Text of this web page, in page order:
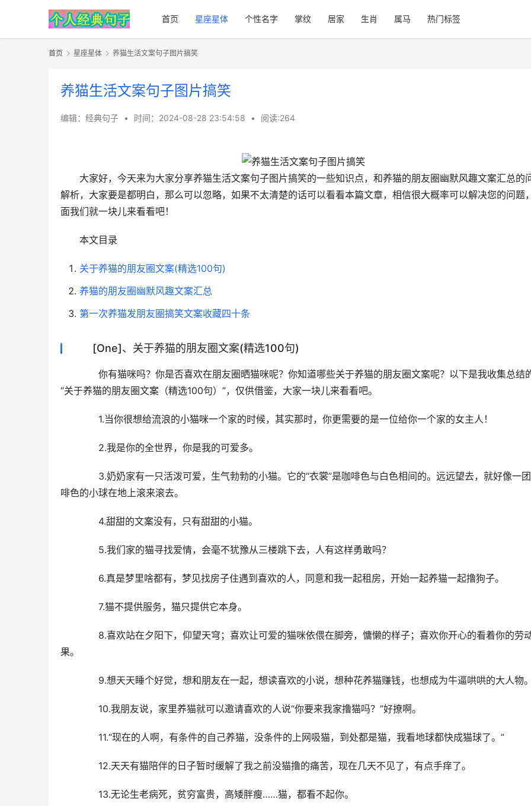
首页 星座星体 个性名字 掌纹 居家 生肖 属马 热门标签
首页 星座星体 养猫生活文案句子图片搞笑
养猫生活文案句子图片搞笑
编辑：经典句子 • 时间：2024-08-28 23:54:58 • 阅读:264
大家好，今天来为大家分享养猫生活文案句子图片搞笑的一些知识点，和养猫的朋友圈幽默风趣文案汇总的
解析，大家要是都明白，那么可以忽略，如果不太清楚的话可以看看本篇文章，相信很大概率可以解决您的问题
面我们就一块儿来看看吧！
本文目录
关于养猫的朋友圈文案(精选100句)
养猫的朋友圈幽默风趣文案汇总
第一次养猫发朋友圈搞笑文案收藏四十条
[One]、关于养猫的朋友圈文案(精选100句)
你有猫咪吗？你是否喜欢在朋友圈晒猫咪呢？你知道哪些关于养猫的朋友圈文案呢？以下是我收集总结
“关于养猫的朋友圈文案（精选100句）”，仅供借鉴，大家一块儿来看看吧。
1.当你很想给流浪的小猫咪一个家的时候，其实那时，你更需要的是一位给你一个家的女主人！
2.我是你的全世界，你是我的可爱多。
3.奶奶家有一只活泼可爱，生气勃勃的小猫。它的“衣裳”是咖啡色与白色相间的。远远望去，就好像一
啡色的小球在地上滚来滚去。
4.甜甜的文案没有，只有甜甜的小猫。
5.我们家的猫寻找爱情，会毫不犹豫从三楼跳下去，人有这样勇敢吗？
6.真是梦里啥都有，梦见找房子住遇到喜欢的人，同意和我一起租房，开始一起养猫一起撸狗子。
7.猫不提供服务，猫只提供它本身。
8.喜欢站在夕阳下，仰望天穹；喜欢让可爱的猫咪依偎在脚旁，慵懒的样子；喜欢你开心的看着你的劳
果。
9.想天天睡个好觉，想和朋友在一起，想读喜欢的小说，想种花养猫赚钱，也想成为牛逼哄哄的大人物
10.我朋友说，家里养猫就可以邀请喜欢的人说“你要来我家撸猫吗？”好撩啊。
11.“现在的人啊，有条件的自己养猫，没条件的上网吸猫，到处都是猫，我看地球都快成猫球了。”
12.天天有猫陪伴的日子暂时缓解了我之前没猫撸的痛苦，现在几天不见了，有点手痒了。
13.无论生老病死，贫穷富贵，高矮胖瘦……猫，都看不起你。